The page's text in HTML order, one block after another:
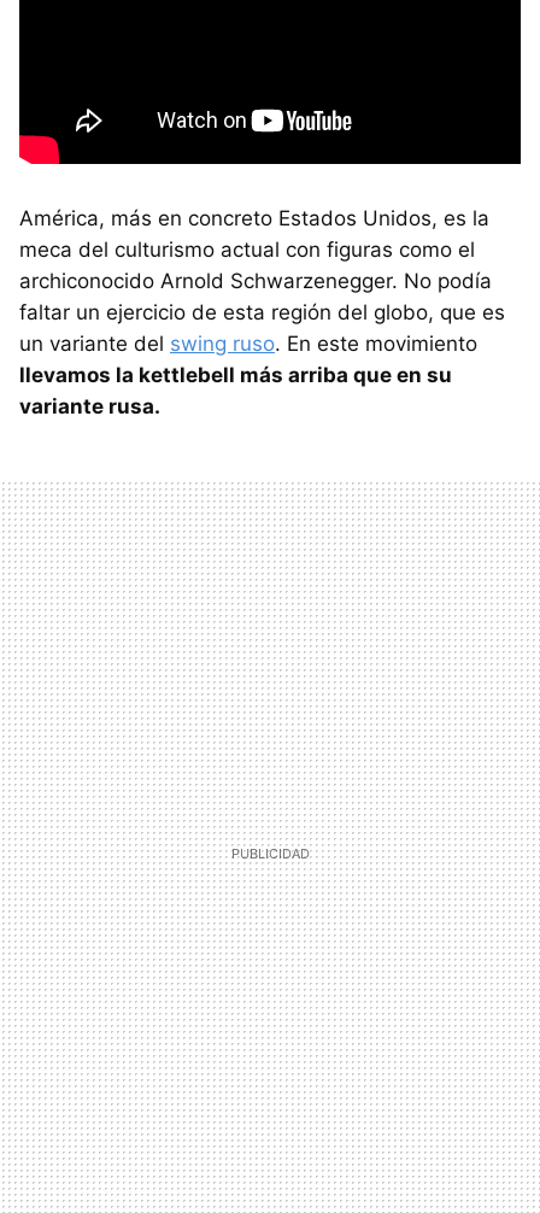
América, más en concreto Estados Unidos, es la
meca del culturismo actual con figuras como el
archiconocido Arnold Schwarzenegger. No podía
faltar un ejercicio de esta región del globo, que es
un variante del swing ruso. En este movimiento
llevamos la kettlebell más arriba que en su
variante rusa.